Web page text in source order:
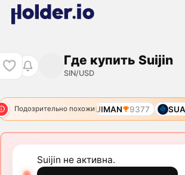
Где купить Suijin
SIN/USD
Подозрительно похожи
SUIMON 6400 SUIMAN 9377 SUAI
Suijin не активна.